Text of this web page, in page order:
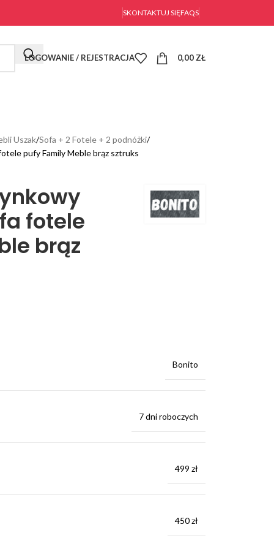
SKONTAKTUJ SIĘFAQS
LOGOWANIE / REJESTRACJA 0,00 ZŁ
Uszak Sofa + 2 Fotele + 2 podnóżki
pufy Family Meble brąz sztruks
fotele
brąz
Bonito
7 dni roboczych
499 zł
450 zł